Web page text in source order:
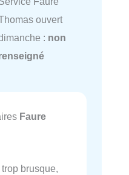
ouvert
: non
Faure
brusque,